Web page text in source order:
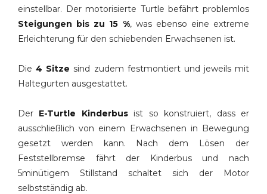
einstellbar. Der motorisierte Turtle befährt problemlos
Steigungen bis zu 15 %, was ebenso eine extreme
Erleichterung für den schiebenden Erwachsenen ist.
Die4 Sitze sind zudem festmontiert und jeweils mit
Haltegurten ausgestattet.
Der E-Turtle Kinderbusist so konstruiert, dass er
ausschließlich von einem Erwachsenen in Bewegung
gesetzt werden kann. Nach dem Lösen der
Feststellbremse fährt der Kinderbus und nach
5minütigem Stillstand schaltet sich der Motor
selbstständig ab.